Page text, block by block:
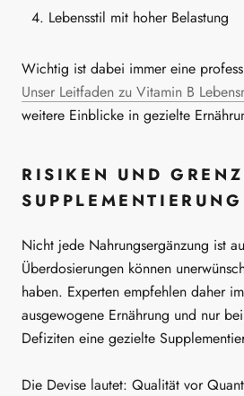
Lebensstil mit hoher Belastung
Wichtig ist dabei immer eine
Unser Leitfaden zu Vitamin B
weitere Einblicke in gezielte
RISIKEN UND
SUPPLEMENTIERUNG
Nicht jede Nahrungsergänzung ist
Überdosierungen können
haben. Experten empfehlen daher
ausgewogene Ernährung und nur
Defiziten eine gezielte
Die Devise lautet: Qualität vor